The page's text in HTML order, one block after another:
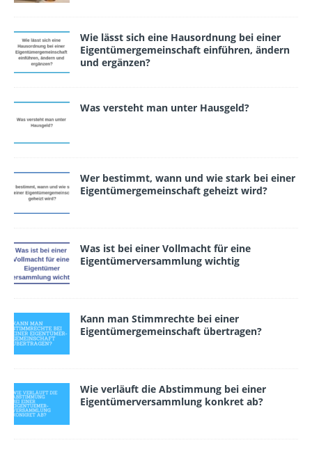
Wie lässt sich eine Hausordnung bei einer
Eigentümergemeinschaft einführen, ändern
und ergänzen?
Was versteht man unter Hausgeld?
Wer bestimmt, wann und wie stark bei einer
Eigentümergemeinschaft geheizt wird?
Was ist bei einer Vollmacht für eine
Eigentümerversammlung wichtig
Kann man Stimmrechte bei einer
Eigentümergemeinschaft übertragen?
Wie verläuft die Abstimmung bei einer
Eigentümerversammlung konkret ab?